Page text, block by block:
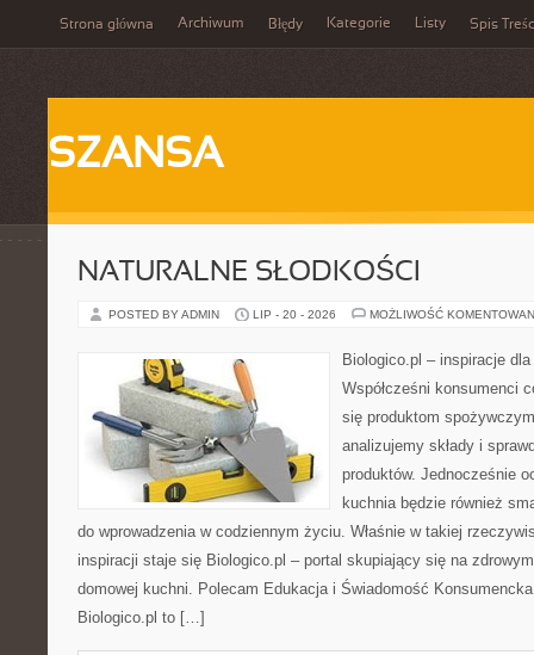
Strona główna Archiwum Błędy Kategorie Listy Spis
SZANSA
NATURALNE SŁODKOŚCI
POSTED BY ADMIN LIP - 20 - 2026 MOŻLIWOŚĆ
Biologico.pl – inspiracje
Współcześni konsumenci
się produktom
analizujemy składy i
produktów. Jednocześnie
kuchnia będzie również
do wprowadzenia w codziennym życiu. Właśnie w takiej
inspiracji staje się Biologico.pl – portal skupiający się na
domowej kuchni. Polecam Edukacja i Świadomość
Biologico.pl to […]